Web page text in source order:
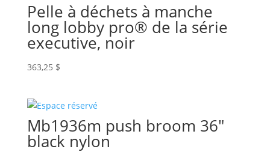
Pelle à déchets à manche
long lobby pro® de la série
executive, noir
363,25 $
Mb1936m push broom 36″
black nylon